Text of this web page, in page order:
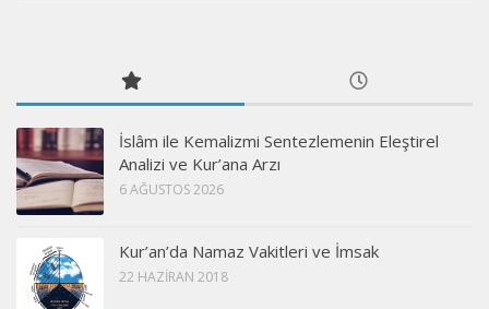
İslâm ile Kemalizmi Sentezlemenin Eleştirel
Analizi ve Kur’ana Arzı
6 AĞUSTOS 2026
Kur’an’da Namaz Vakitleri ve İmsak
22 HAZIRAN 2018